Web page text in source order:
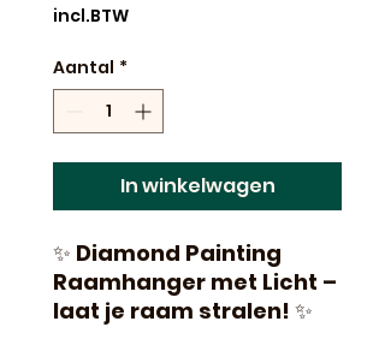
incl.BTW
Aantal *
In winkelwagen
✨ Diamond Painting
Raamhanger met Licht –
laat je raam stralen! ✨